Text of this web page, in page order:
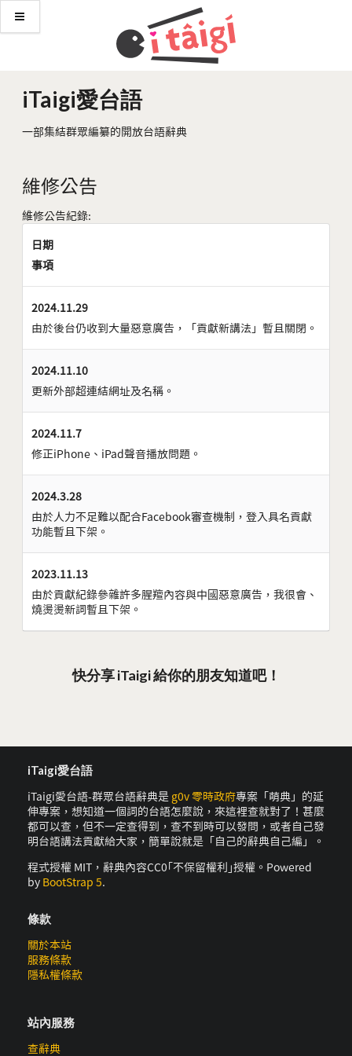
iTaigi愛台語
一部集結群眾編纂的開放台語辭典
維修公告
維修公告紀錄:
日期
事項
2024.11.29
由於後台仍收到大量惡意廣告，「貢獻新講法」暫且關閉。
2024.11.10
更新外部超連結網址及名稱。
2024.11.7
修正iPhone、iPad聲音播放問題。
2024.3.28
由於人力不足難以配合Facebook審查機制，登入具名貢獻
功能暫且下架。
2023.11.13
由於貢獻紀錄參雜許多腥羶內容與中國惡意廣告，我很會、
燒燙燙新詞暫且下架。
快分享 iTaigi 給你的朋友知道吧！
iTaigi愛台語
iTaigi愛台語-群眾台語辭典是 g0v 零時政府專案「萌典」的延
伸專案，想知道一個詞的台語怎麼說，來這裡查就對了！甚麼
都可以查，但不一定查得到，查不到時可以發問，或者自己發
明台語講法貢獻給大家，簡單說就是「自己的辭典自己編」。
程式授權 MIT，辭典內容CC0｢不保留權利｣授權。Powered
by BootStrap 5.
條款
關於本站
服務條款
隱私權條款
站內服務
查辭典